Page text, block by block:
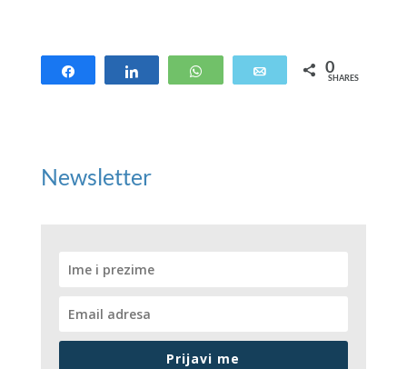
WhatsApp Email 0
SHARES
Newsletter
Prijavi me